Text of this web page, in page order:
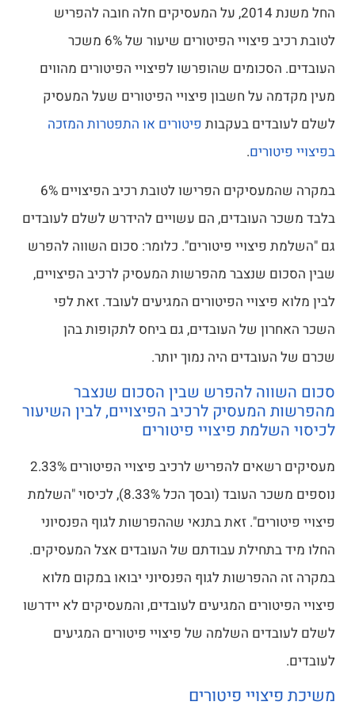
החל משנת 2014, על המעסיקים חלה חובה להפריש
לטובת רכיב פיצויי הפיטורים שיעור של 6% משכר
העובדים. הסכומים שהופרשו לפיצויי הפיטורים מהווים
מעין מקדמה על חשבון פיצויי הפיטורים שעל המעסיק
לשלם לעובדים בעקבות פיטורים או התפטרות המזכה
בפיצויי פיטורים​.
במקרה שהמעסיקים הפרישו לטובת רכיב הפיצויים 6%
בלבד משכר העובדים, הם עשויים להידרש לשלם לעובדים
גם "השלמת פיצויי פיטורים". כלומר: סכום השווה להפרש
שבין הסכום שנצבר מהפרשות המעסיק לרכיב הפיצויים,
לבין מלוא פיצויי הפיטורים המגיעים לעובד. זאת לפי
השכר האחרון של העובדים, גם ביחס לתקופות בהן
שכרם של העובדים היה נמוך יותר.
סכום השווה להפרש שבין הסכום שנצבר
מהפרשות המעסיק לרכיב הפיצויים, לבין השיעור
לכיסוי השלמת פיצויי פיטורים
מעסיקים רשאים להפריש לרכיב פיצויי הפיטורים 2.33%
נוספים משכר העובד (ובסך הכל 8.33%), לכיסוי "השלמת
פיצויי פיטורים". זאת בתנאי שההפרשות לגוף הפנסיוני
החלו מיד בתחילת עבודתם של העובדים אצל המעסיקים.
במקרה זה ההפרשות לגוף הפנסיוני יבואו במקום מלוא
פיצויי הפיטורים המגיעים לעובדים, והמעסיקים לא יידרשו
לשלם לעובדים השלמה של פיצויי פיטורים המגיעים
לעובדים.
משיכת פיצויי פיטורים